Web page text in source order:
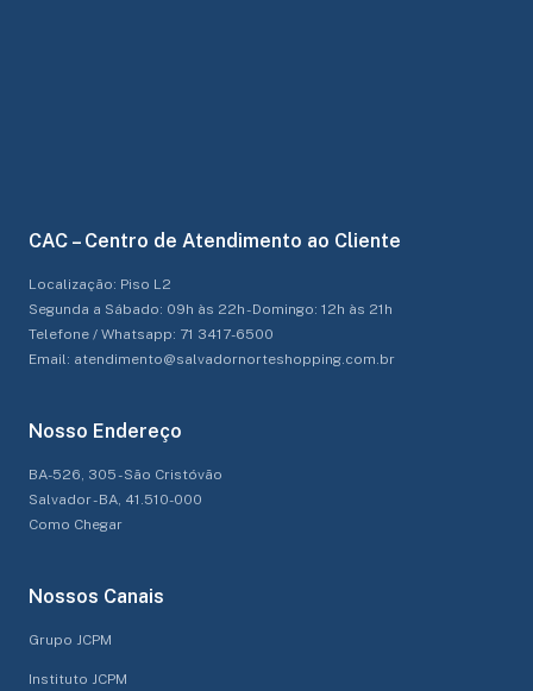
CAC – Centro de Atendimento ao Cliente
Localização: Piso L2
Segunda a Sábado: 09h às 22h - Domingo: 12h às 21h
Telefone / Whatsapp: 71 3417-6500
Email: atendimento@salvadornorteshopping.com.br
Nosso Endereço
BA-526, 305 - São Cristóvão
Salvador - BA, 41.510-000
Como Chegar
Nossos Canais
Grupo JCPM
Instituto JCPM